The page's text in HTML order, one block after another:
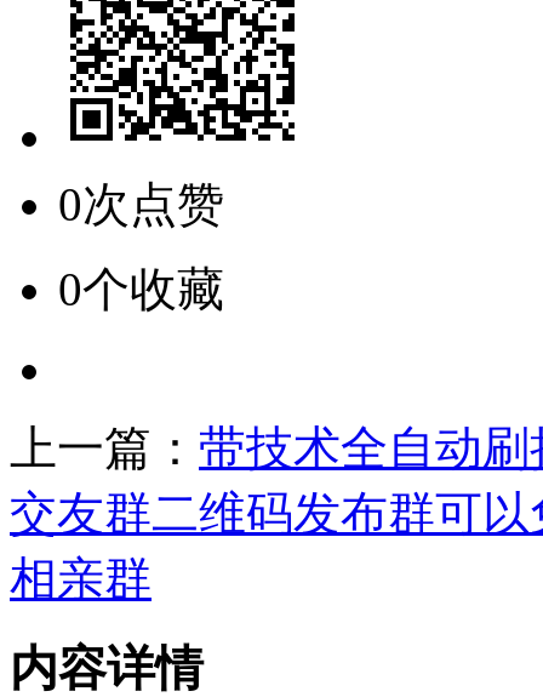
0次点赞
0个收藏
上一篇： 带技术全自动
交友群二维码发布群可
相亲群
内容详情